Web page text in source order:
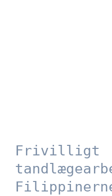
Elkjær på
med
Frivilligt